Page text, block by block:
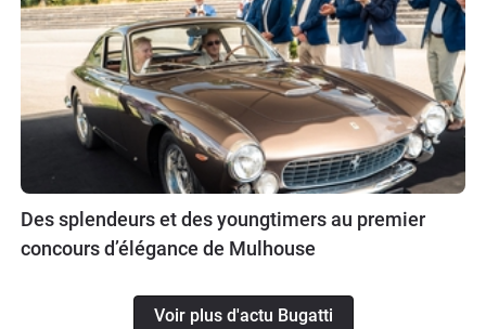
Des splendeurs et des youngtimers au premier
concours d’élégance de Mulhouse
Voir plus d'actu Bugatti